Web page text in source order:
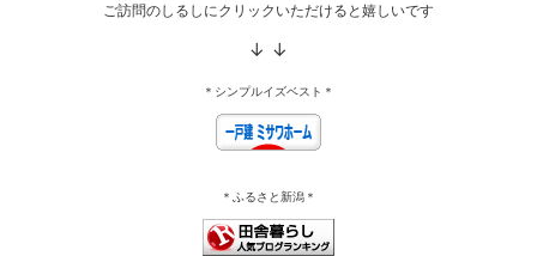
ご訪問のしるしにクリックいただけると嬉しいです
↓ ↓
＊シンプルイズベスト＊
＊ふるさと新潟＊